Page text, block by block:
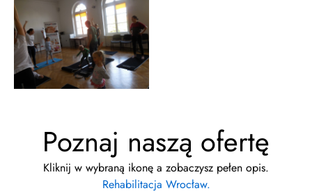
Poznaj naszą ofertę
Kliknij w wybraną ikonę a zobaczysz pełen opis.
Rehabilitacja Wrocław.